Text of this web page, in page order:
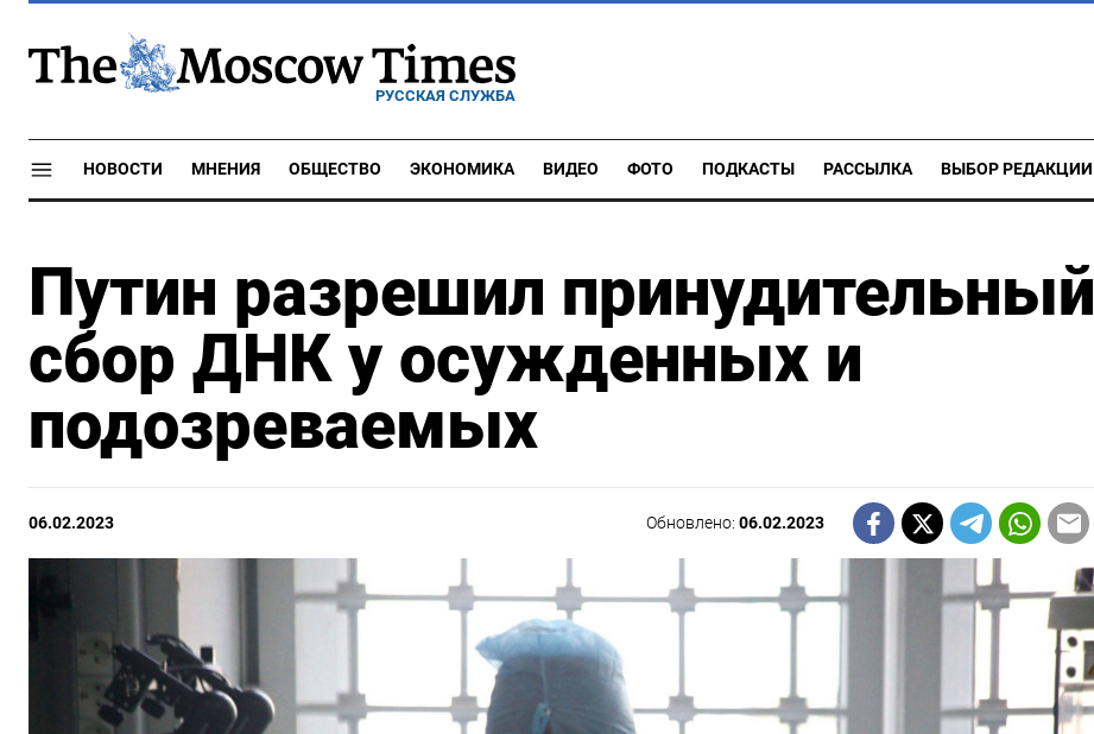
РУССКАЯ СЛУЖБА
НОВОСТИ МНЕНИЯ ОБЩЕСТВО ЭКОНОМИКА ВИДЕО ФОТО ПОДКАСТЫ РАССЫЛКА ВЫБОР РЕДАКЦИИ
Путин разрешил принудительный
сбор ДНК у осужденных и
подозреваемых
06.02.2023 Обновлено:06.02.2023